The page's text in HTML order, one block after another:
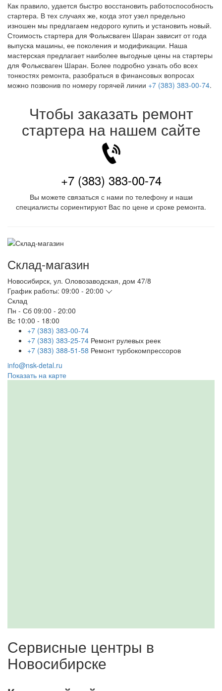
Как правило, удается быстро восстановить работоспособность
стартера. В тех случаях же, когда этот узел предельно
изношен мы предлагаем недорого купить и установить новый.
Стоимость стартера для Фольксваген Шаран зависит от года
выпуска машины, ее поколения и модификации. Наша
мастерская предлагает наиболее выгодные цены на стартеры
для Фольксваген Шаран. Более подробно узнать обо всех
тонкостях ремонта, разобраться в финансовых вопросах
можно позвонив по номеру горячей линии +7 (383) 383-00-74.
Чтобы заказать ремонт
стартера на нашем сайте
+7 (383) 383-00-74
Вы можете связаться с нами по телефону и наши
специалисты сориентируют Вас по цене и сроке ремонта.
Склад-магазин
Новосибирск, ул. Оловозаводская, дом 47/8
График работы: 09:00 - 20:00
Склад
Пн - Сб 09:00 - 20:00
Вс 10:00 - 18:00
+7 (383) 383-00-74
+7 (383) 383-25-74 Ремонт рулевых реек
+7 (383) 388-51-58 Ремонт турбокомпрессоров
info@nsk-detal.ru
Показать на карте
Сервисные центры в
Новосибирске